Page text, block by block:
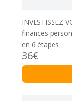
INVESTISSEZ
finances
en 6 étapes
36€